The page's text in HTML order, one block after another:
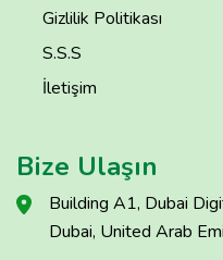
Gizlilik Politikası
S.S.S
İletişim
Bize Ulaşın
Building A1, Dubai
Dubai, United Arab